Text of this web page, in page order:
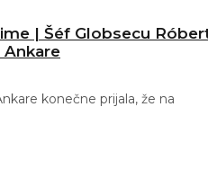
| Šéf Globsecu
Ankare
konečne prijala, že na